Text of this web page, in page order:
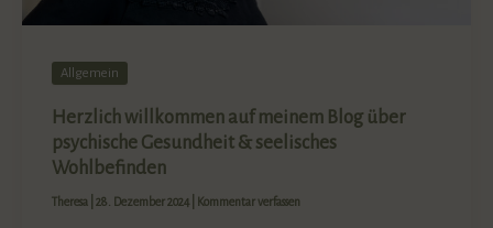
Allgemein
Herzlich willkommen auf meinem Blog über
psychische Gesundheit & seelisches
Wohlbefinden
Theresa |28. Dezember 2024 Kommentar verfassen